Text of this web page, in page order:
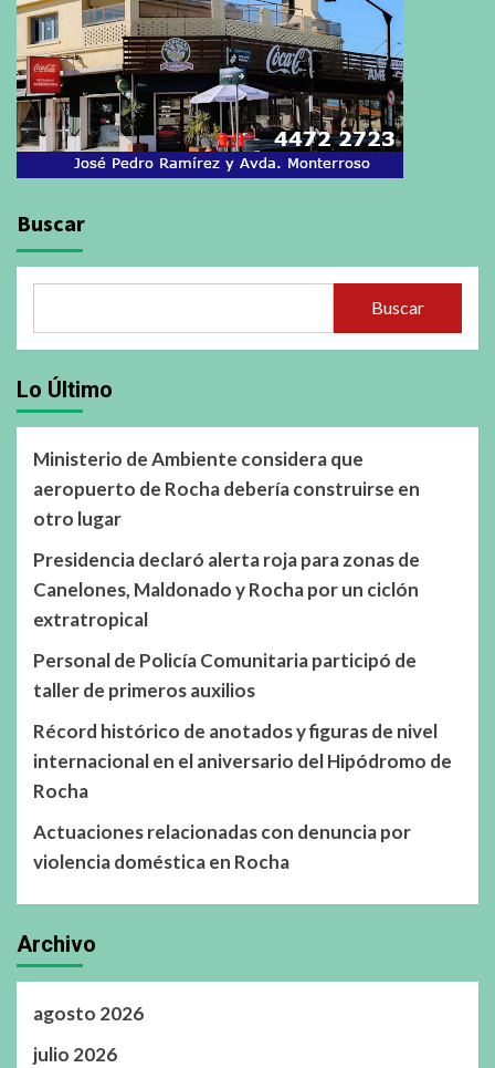
Buscar
Buscar
Lo Último
Ministerio de Ambiente considera que
aeropuerto de Rocha debería construirse en
otro lugar
Presidencia declaró alerta roja para zonas de
Canelones, Maldonado y Rocha por un ciclón
extratropical
Personal de Policía Comunitaria participó de
taller de primeros auxilios
Récord histórico de anotados y figuras de nivel
internacional en el aniversario del Hipódromo de
Rocha
Actuaciones relacionadas con denuncia por
violencia doméstica en Rocha
Archivo
agosto 2026
julio 2026